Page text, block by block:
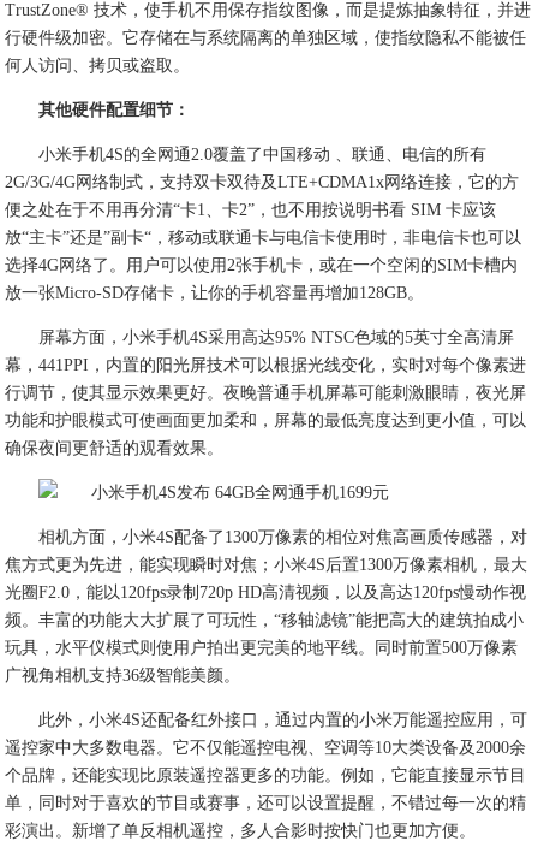
TrustZone® 技术，使手机不用保存指纹图像，而是提炼抽象特征，并进
行硬件级加密。它存储在与系统隔离的单独区域，使指纹隐私不能被任
何人访问、拷贝或盗取。
其他硬件配置细节：
小米手机4S的全网通2.0覆盖了中国移动 、联通、电信的所有
2G/3G/4G网络制式，支持双卡双待及LTE+CDMA1x网络连接，它的方
便之处在于不用再分清“卡1、卡2”，也不用按说明书看 SIM 卡应该
放“主卡”还是”副卡“，移动或联通卡与电信卡使用时，非电信卡也可以
选择4G网络了。用户可以使用2张手机卡，或在一个空闲的SIM卡槽内
放一张Micro-SD存储卡，让你的手机容量再增加128GB。
屏幕方面，小米手机4S采用高达95% NTSC色域的5英寸全高清屏
幕，441PPI，内置的阳光屏技术可以根据光线变化，实时对每个像素进
行调节，使其显示效果更好。夜晚普通手机屏幕可能刺激眼睛，夜光屏
功能和护眼模式可使画面更加柔和，屏幕的最低亮度达到更小值，可以
确保夜间更舒适的观看效果。
相机方面，小米4S配备了1300万像素的相位对焦高画质传感器，对
焦方式更为先进，能实现瞬时对焦；小米4S后置1300万像素相机，最大
光圈F2.0，能以120fps录制720p HD高清视频，以及高达120fps慢动作视
频。丰富的功能大大扩展了可玩性，“移轴滤镜”能把高大的建筑拍成小
玩具，水平仪模式则使用户拍出更完美的地平线。同时前置500万像素
广视角相机支持36级智能美颜。
此外，小米4S还配备红外接口，通过内置的小米万能遥控应用，可
遥控家中大多数电器。它不仅能遥控电视、空调等10大类设备及2000余
个品牌，还能实现比原装遥控器更多的功能。例如，它能直接显示节目
单，同时对于喜欢的节目或赛事，还可以设置提醒，不错过每一次的精
彩演出。新增了单反相机遥控，多人合影时按快门也更加方便。